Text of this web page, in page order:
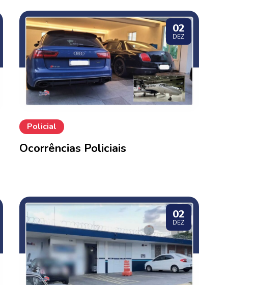
02
DEZ
Policial
Ocorrências Policiais
02
DEZ